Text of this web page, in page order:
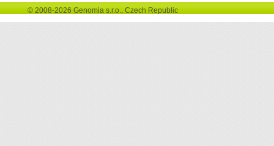
© 2008-2026 Genomia s.r.o., Czech Republic